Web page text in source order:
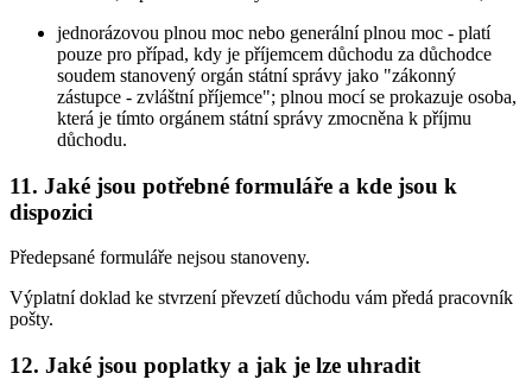
jednorázovou plnou moc nebo generální plnou moc - platí
pouze pro případ, kdy je příjemcem důchodu za důchodce
soudem stanovený orgán státní správy jako "zákonný
zástupce - zvláštní příjemce"; plnou mocí se prokazuje osoba,
která je tímto orgánem státní správy zmocněna k příjmu
důchodu.
11. Jaké jsou potřebné formuláře a kde jsou k
dispozici
Předepsané formuláře nejsou stanoveny.
Výplatní doklad ke stvrzení převzetí důchodu vám předá pracovník
pošty.
12. Jaké jsou poplatky a jak je lze uhradit